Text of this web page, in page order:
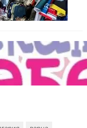
и „Златни
въпрос? „Искам
прехвърлянето на